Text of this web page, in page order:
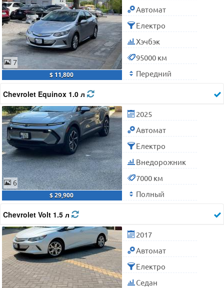
7
$ 11,800
Автомат
Електро
Хэчбэк
95000 км
Передний
Chevrolet Equinox 1.0 л
6
$ 29,900
2025
Автомат
Електро
Внедорожник
7000 км
Полный
Chevrolet Volt 1.5 л
2017
Автомат
Електро
Седан